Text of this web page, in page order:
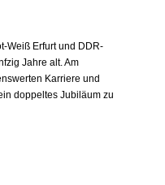
Weiß Erfurt und DDR-
Jahre alt. Am
Karriere und
doppeltes Jubiläum zu